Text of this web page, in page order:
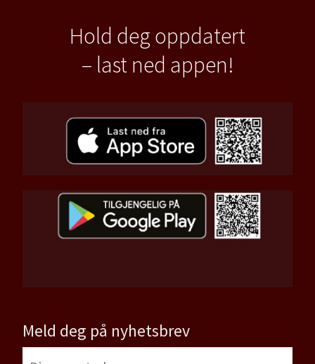
Hold deg oppdatert
– last ned appen!
Meld deg på nyhetsbrev